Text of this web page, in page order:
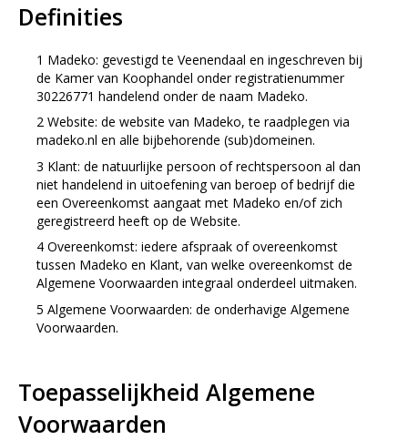
Definities
Madeko: gevestigd te Veenendaal en ingeschreven bij
de Kamer van Koophandel onder registratienummer
30226771 handelend onder de naam Madeko.
Website: de website van Madeko, te raadplegen via
madeko.nl en alle bijbehorende (sub)domeinen.
Klant: de natuurlijke persoon of rechtspersoon al dan
niet handelend in uitoefening van beroep of bedrijf die
een Overeenkomst aangaat met Madeko en/of zich
geregistreerd heeft op de Website.
Overeenkomst: iedere afspraak of overeenkomst
tussen Madeko en Klant, van welke overeenkomst de
Algemene Voorwaarden integraal onderdeel uitmaken.
Algemene Voorwaarden: de onderhavige Algemene
Voorwaarden.
Toepasselijkheid Algemene
Voorwaarden